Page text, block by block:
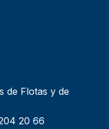
de Flotas y de
20 66